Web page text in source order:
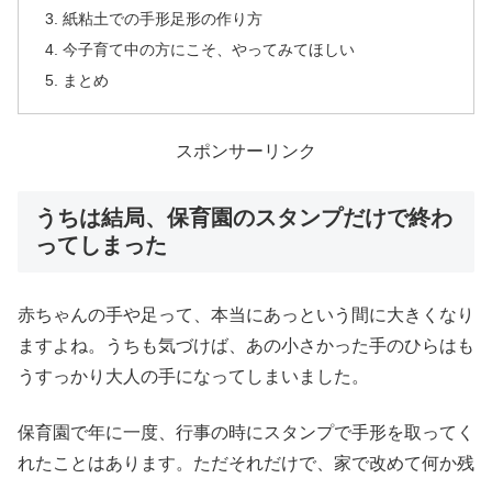
紙粘土での手形足形の作り方
今子育て中の方にこそ、やってみてほしい
まとめ
スポンサーリンク
うちは結局、保育園のスタンプだけで終わ
ってしまった
赤ちゃんの手や足って、本当にあっという間に大きくなり
ますよね。うちも気づけば、あの小さかった手のひらはも
うすっかり大人の手になってしまいました。
保育園で年に一度、行事の時にスタンプで手形を取ってく
れたことはあります。ただそれだけで、家で改めて何か残